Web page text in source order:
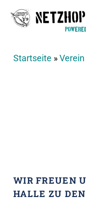
Startseite »Verein
WIR FREUEN
HALLE ZU